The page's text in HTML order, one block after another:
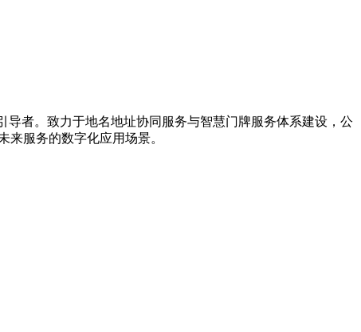
者。致力于地名地址协同服务与智慧门牌服务体系建设，公
服务的数字化应用场景。